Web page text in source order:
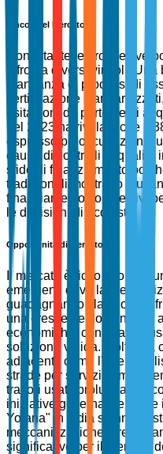
Vincoli del Mercato
Nonostante le prospettive
affronta diversi vincoli.
mancanza di processi di
certificazione
esitazioni da parte degli
nel 2023 ha rivelato che il
espresso preoccupazioni
causa di controlli di qualità
sfide di finanziamento
tradizionali mostrano
finanziamento competitivi
le decisioni di acquisto.
Opportunità di Mercato
Il mercato è ricco di
emergenti dove la
guadagnando slancio. In
una crescente domanda di
economiche, con i trattori
soluzione valida. Inoltre, la
adiacenti, come l'IA e
strade per servizi di
trattori usati, prolungando
iniziative governative come
Yojana" in India stanno
meccanizzazione,
significative per il mercato